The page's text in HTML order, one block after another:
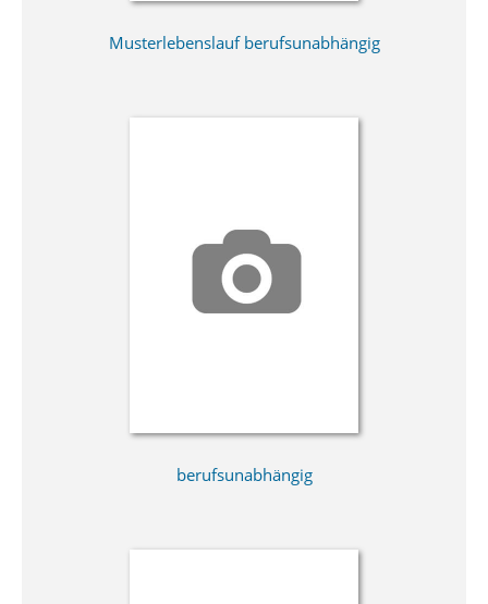
Musterlebenslauf berufsunabhängig
berufsunabhängig